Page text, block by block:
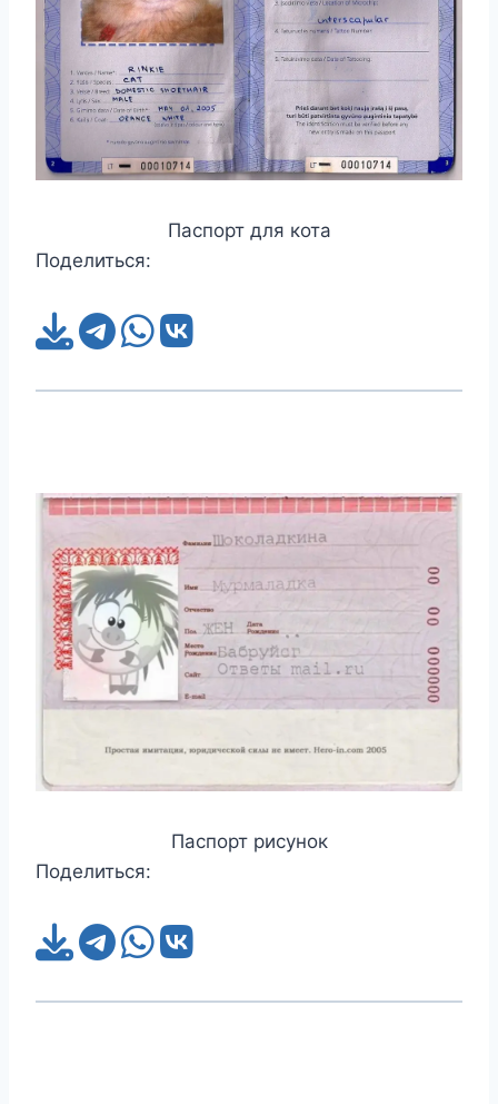
Паспорт для кота
Поделиться:
Паспорт рисунок
Поделиться: